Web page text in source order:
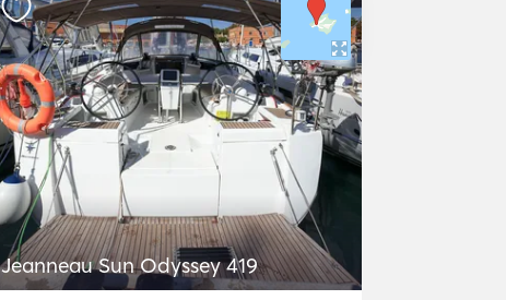
Jeanneau Sun Odyssey 419